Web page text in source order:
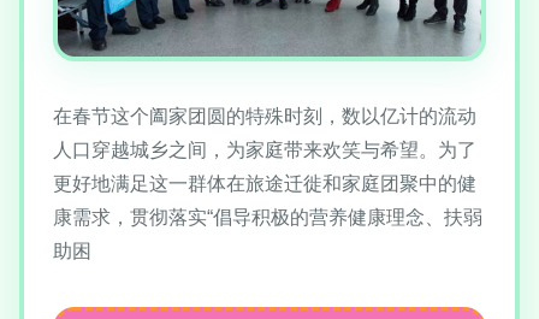
在春节这个阖家团圆的特殊时刻，数以亿计的流动
人口穿越城乡之间，为家庭带来欢笑与希望。为了
更好地满足这一群体在旅途迁徙和家庭团聚中的健
康需求，贯彻落实“倡导积极的营养健康理念、扶弱
助困